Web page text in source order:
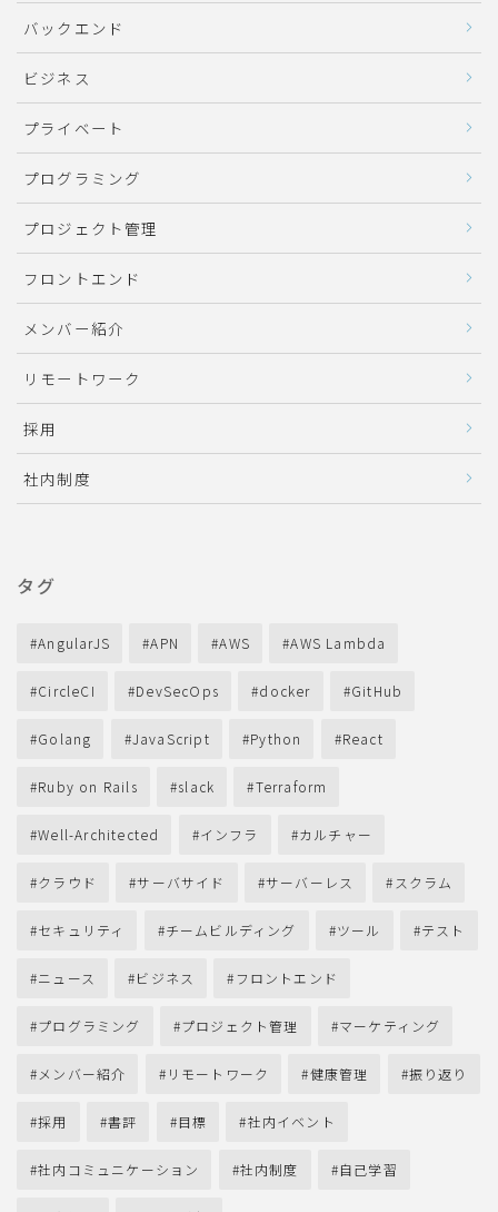
バックエンド
ビジネス
プライベート
プログラミング
プロジェクト管理
フロントエンド
メンバー紹介
リモートワーク
採用
社内制度
タグ
AngularJS APN AWS AWS Lambda
CircleCI DevSecOps docker GitHub
Golang JavaScript Python React
Ruby on Rails slack Terraform
Well-Architected インフラ カルチャー
クラウド サーバサイド サーバーレス スクラム
セキュリティ チームビルディング ツール テスト
ニュース ビジネス フロントエンド
プログラミング プロジェクト管理 マーケティング
メンバー紹介 リモートワーク 健康管理 振り返り
採用 書評 目標 社内イベント
社内コミュニケーション 社内制度 自己学習